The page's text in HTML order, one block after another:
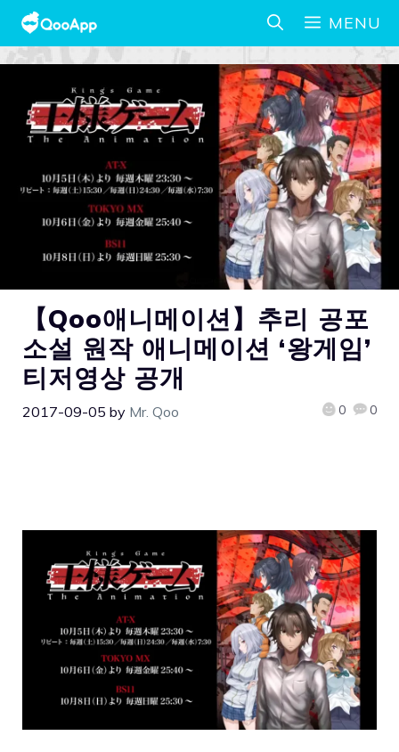
MENU
【Qoo애니메이션】추리 공포
소설 원작 애니메이션 ‘왕게임’
티저영상 공개
2017-09-05 by Mr. Qoo 0 0